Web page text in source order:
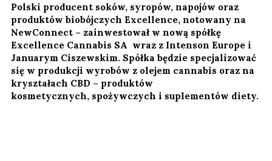
Polski producent soków, syropów, napojów oraz
produktów biobójczych Excellence, notowany na
NewConnect – zainwestował w nową spółkę
Excellence Cannabis SA wraz z Intenson Europe i
Januarym Ciszewskim. Spółka będzie specjalizować
się w produkcji wyrobów z olejem cannabis oraz na
kryształach CBD – produktów
kosmetycznych, spożywczych i suplementów diety.